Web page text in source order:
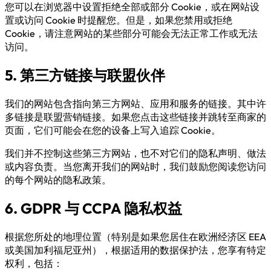
您可以在浏览器中设置拒绝全部或部分 Cookie，或在网站设
置或访问 Cookie 时提醒您。但是，如果您禁用或拒绝
Cookie，请注意网站的某些部分可能会无法正常工作或无法
访问。
5. 第三方链接与联盟伙伴
我们的网站包含指向第三方网站、应用和服务的链接。其中许
多链接是联盟营销链接。如果您点击这些链接并跳转至商家的
页面，它们可能会在您的设备上写入追踪 Cookie。
我们并不控制这些第三方网站，也不对它们的隐私声明、做法
或内容负责。当您离开我们的网站时，我们鼓励您阅读您访问
的每个网站的隐私政策。
6. GDPR 与 CCPA 隐私权益
根据您所处的地理位置（特别是如果您居住在欧洲经济区 EEA
或美国加利福尼亚州），根据适用的数据保护法，您享有特定
权利，包括：